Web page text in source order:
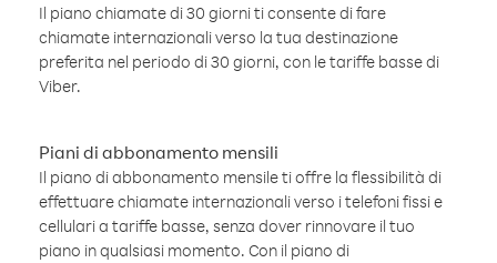
Il piano chiamate di 30 giorni ti consente di fare
chiamate internazionali verso la tua destinazione
preferita nel periodo di 30 giorni, con le tariffe basse di
Viber.
Piani di abbonamento mensili
Il piano di abbonamento mensile ti offre la flessibilità di
effettuare chiamate internazionali verso i telefoni fissi e
cellulari a tariffe basse, senza dover rinnovare il tuo
piano in qualsiasi momento. Con il piano di